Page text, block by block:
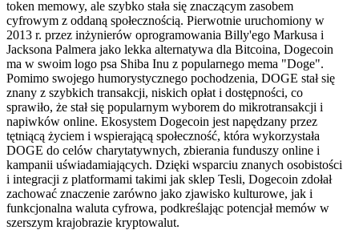
token memowy, ale szybko stała się znaczącym zasobem
cyfrowym z oddaną społecznością. Pierwotnie uruchomiony w
2013 r. przez inżynierów oprogramowania Billy'ego Markusa i
Jacksona Palmera jako lekka alternatywa dla Bitcoina, Dogecoin
ma w swoim logo psa Shiba Inu z popularnego mema "Doge".
Pomimo swojego humorystycznego pochodzenia, DOGE stał się
znany z szybkich transakcji, niskich opłat i dostępności, co
sprawiło, że stał się popularnym wyborem do mikrotransakcji i
napiwków online. Ekosystem Dogecoin jest napędzany przez
tętniącą życiem i wspierającą społeczność, która wykorzystała
DOGE do celów charytatywnych, zbierania funduszy online i
kampanii uświadamiających. Dzięki wsparciu znanych osobistości
i integracji z platformami takimi jak sklep Tesli, Dogecoin zdołał
zachować znaczenie zarówno jako zjawisko kulturowe, jak i
funkcjonalna waluta cyfrowa, podkreślając potencjał memów w
szerszym krajobrazie kryptowalut.